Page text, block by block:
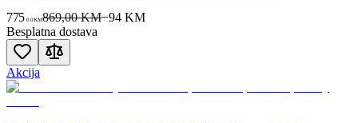
775 00KM869,00 KM−94 KM
Besplatna dostava
Akcija